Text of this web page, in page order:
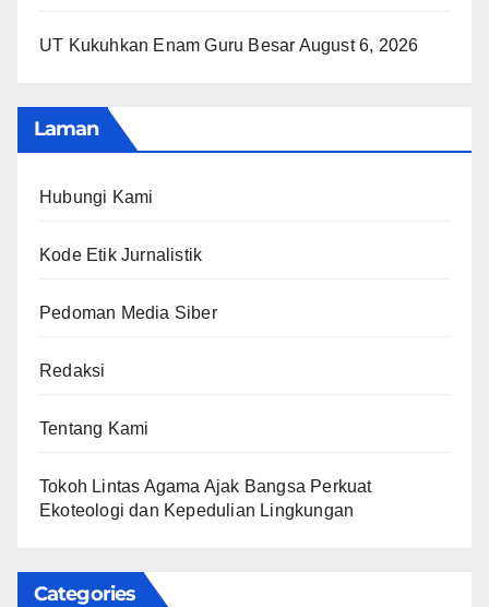
UT Kukuhkan Enam Guru Besar August 6, 2026
Laman
Hubungi Kami
Kode Etik Jurnalistik
Pedoman Media Siber
Redaksi
Tentang Kami
Tokoh Lintas Agama Ajak Bangsa Perkuat
Ekoteologi dan Kepedulian Lingkungan
Categories